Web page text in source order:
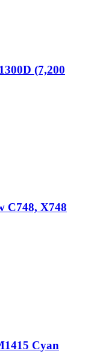
(7,200
C748, X748
Cyan